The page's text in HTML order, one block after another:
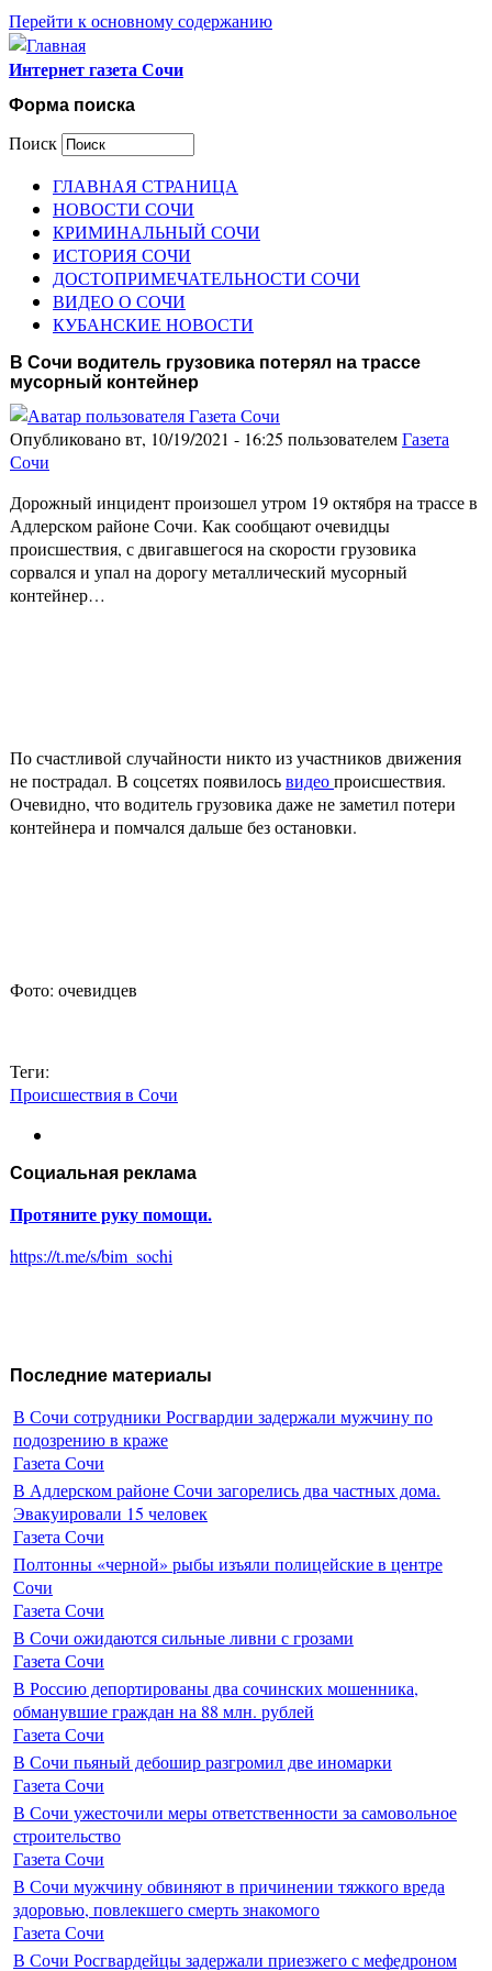
Перейти к основному содержанию
Интернет газета Сочи
Форма поиска
Поиск
ГЛАВНАЯ СТРАНИЦА
НОВОСТИ СОЧИ
КРИМИНАЛЬНЫЙ СОЧИ
ИСТОРИЯ СОЧИ
ДОСТОПРИМЕЧАТЕЛЬНОСТИ СОЧИ
ВИДЕО О СОЧИ
КУБАНСКИЕ НОВОСТИ
В Сочи водитель грузовика потерял на трассе
мусорный контейнер
Опубликовано вт, 10/19/2021 - 16:25 пользователемГазета
Сочи
Дорожный инцидент произошел утром 19 октября на трассе в
Адлерском районе Сочи. Как сообщают очевидцы
происшествия, с двигавшегося на скорости грузовика
сорвался и упал на дорогу металлический мусорный
контейнер…
По счастливой случайности никто из участников движения
не пострадал. В соцсетях появилосьвидеопроисшествия.
Очевидно, что водитель грузовика даже не заметил потери
контейнера и помчался дальше без остановки.
Фото: очевидцев
Теги:
Происшествия в Сочи
Социальная реклама
Протяните руку помощи.
https://t.me/s/bim_sochi
Последние материалы
В Сочи сотрудники Росгвардии задержали мужчину по
подозрению в краже
Газета Сочи
В Адлерском районе Сочи загорелись два частных дома.
Эвакуировали 15 человек
Газета Сочи
Полтонны «черной» рыбы изъяли полицейские в центре
Сочи
Газета Сочи
В Сочи ожидаются сильные ливни с грозами
Газета Сочи
В Россию депортированы два сочинских мошенника,
обманувшие граждан на 88 млн. рублей
Газета Сочи
В Сочи пьяный дебошир разгромил две иномарки
Газета Сочи
В Сочи ужесточили меры ответственности за самовольное
строительство
Газета Сочи
В Сочи мужчину обвиняют в причинении тяжкого вреда
здоровью, повлекшего смерть знакомого
Газета Сочи
В Сочи Росгвардейцы задержали приезжего с мефедроном